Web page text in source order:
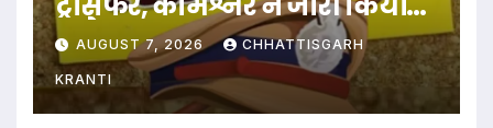
आदेश
AUGUST 7, 2026 CHHATTISGARH
KRANTI